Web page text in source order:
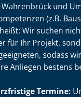
Wahrenbrück und
(z.B.
Wir suchen
für Ihr Projekt,
sodass
Anliegen bestens
Termine: